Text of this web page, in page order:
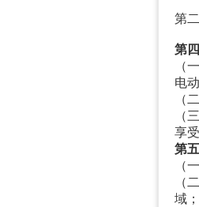
第
第
（
电
（
（
享
第
（
（
域；